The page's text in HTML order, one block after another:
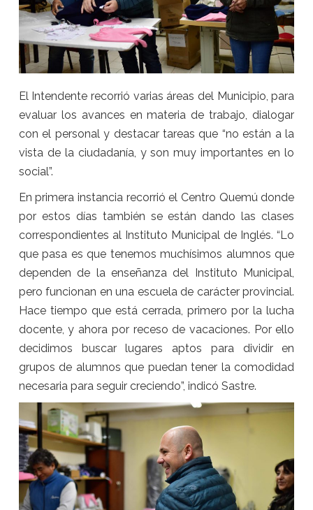
El Intendente recorrió varias áreas del Municipio, para
evaluar los avances en materia de trabajo, dialogar
con el personal y destacar tareas que “no están a la
vista de la ciudadanía, y son muy importantes en lo
social”.
En primera instancia recorrió el Centro Quemú donde
por estos días también se están dando las clases
correspondientes al Instituto Municipal de Inglés. “Lo
que pasa es que tenemos muchísimos alumnos que
dependen de la enseñanza del Instituto Municipal,
pero funcionan en una escuela de carácter provincial.
Hace tiempo que está cerrada, primero por la lucha
docente, y ahora por receso de vacaciones. Por ello
decidimos buscar lugares aptos para dividir en
grupos de alumnos que puedan tener la comodidad
necesaria para seguir creciendo”, indicó Sastre.